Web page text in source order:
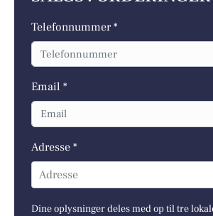
Telefonnummer *
Email *
Adresse *
Adresse
Dine oplysninger deles med op til tre